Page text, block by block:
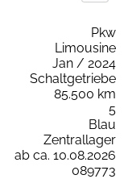
Pkw
Limousine
Jan / 2024
Schaltgetriebe
85.500 km
5
Blau
Zentrallager
ab ca. 10.08.2026
089773